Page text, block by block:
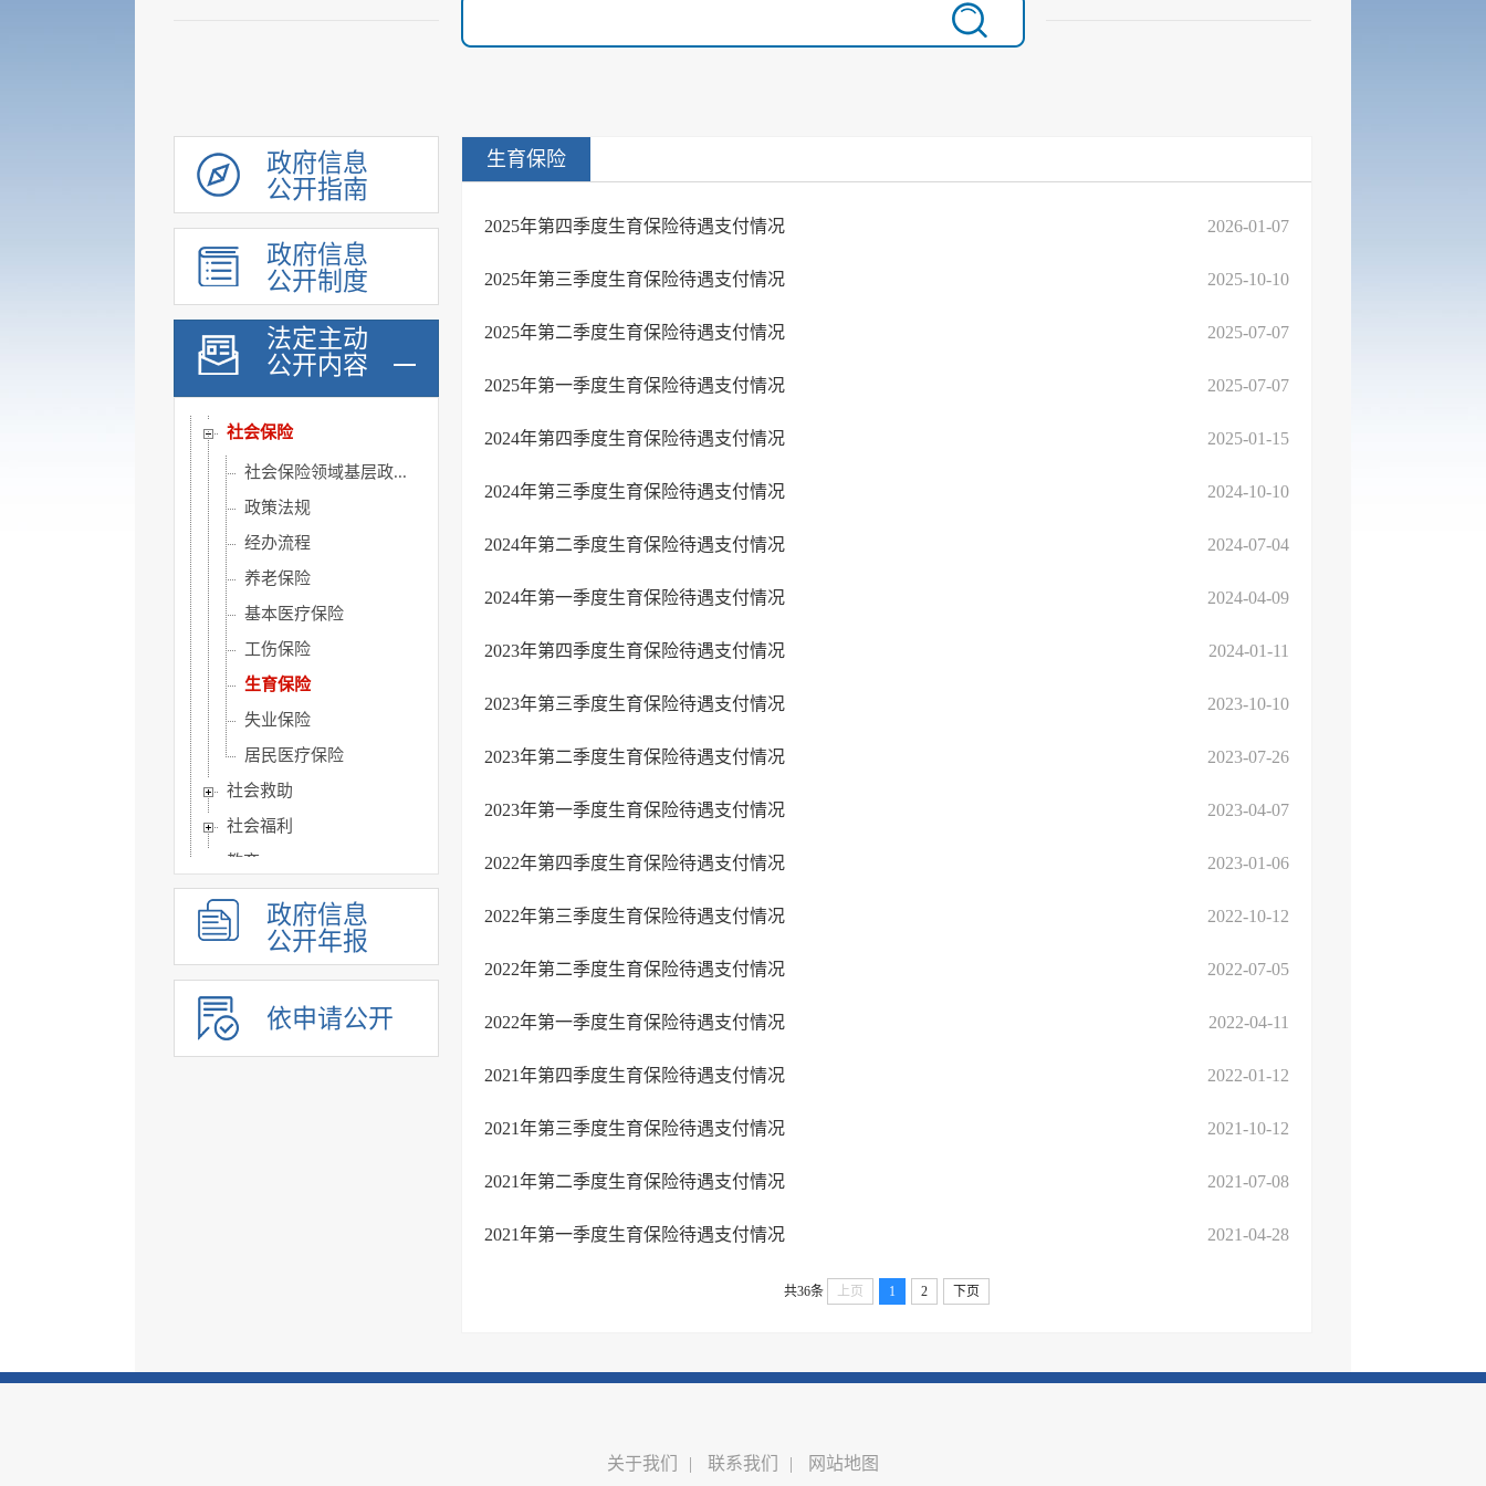
政府信息
公开指南
政府信息
公开制度
法定主动
公开内容
行政处罚及强制
财政信息
政府采购
民生领域信息公开
乡村振兴
涉农补贴
稳岗就业
社会保险
社会保险领域基层政...
政策法规
经办流程
养老保险
基本医疗保险
工伤保险
生育保险
失业保险
居民医疗保险
社会救助
社会福利
教育
基本医疗卫生
住房和城乡建设
征地信息
农业预测信息
房屋征收
政府信息
公开年报
依申请公开
生育保险
2025年第四季度生育保险待遇支付情况 2026-01-07
2025年第三季度生育保险待遇支付情况 2025-10-10
2025年第二季度生育保险待遇支付情况 2025-07-07
2025年第一季度生育保险待遇支付情况 2025-07-07
2024年第四季度生育保险待遇支付情况 2025-01-15
2024年第三季度生育保险待遇支付情况 2024-10-10
2024年第二季度生育保险待遇支付情况 2024-07-04
2024年第一季度生育保险待遇支付情况 2024-04-09
2023年第四季度生育保险待遇支付情况 2024-01-11
2023年第三季度生育保险待遇支付情况 2023-10-10
2023年第二季度生育保险待遇支付情况 2023-07-26
2023年第一季度生育保险待遇支付情况 2023-04-07
2022年第四季度生育保险待遇支付情况 2023-01-06
2022年第三季度生育保险待遇支付情况 2022-10-12
2022年第二季度生育保险待遇支付情况 2022-07-05
2022年第一季度生育保险待遇支付情况 2022-04-11
2021年第四季度生育保险待遇支付情况 2022-01-12
2021年第三季度生育保险待遇支付情况 2021-10-12
2021年第二季度生育保险待遇支付情况 2021-07-08
2021年第一季度生育保险待遇支付情况 2021-04-28
共36条 上页 1 2 下页
关于我们 | 联系我们 | 网站地图